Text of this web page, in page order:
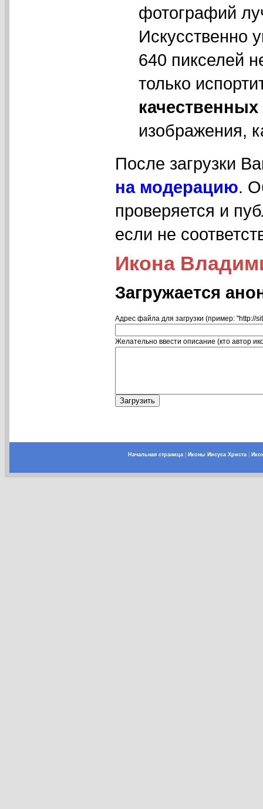
фотографий
Искусственно
640 пикселей
только
качественных
изображения,
После загрузки
на модерацию.
проверяется и
если не
Икона
Загружается
Адрес файла для загрузки (пример: "http://
Желательно ввести описание (кто автор
Начальная страница| Иконы Иисуса Христа|